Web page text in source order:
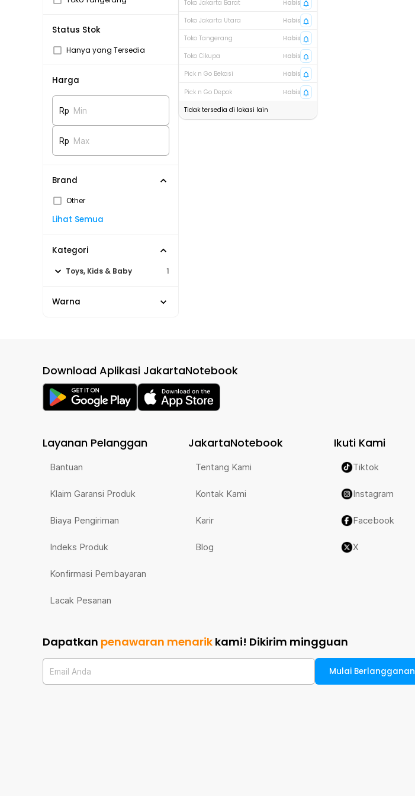
Status Stok
Hanya yang Tersedia
Harga
Rp Min
Rp Max
Brand
Other
Lihat Semua
Kategori
Toys, Kids & Baby 1
Warna
Toko Jakarta Barat
Habis
Toko Jakarta Utara
Habis
Toko Tangerang
Habis
Toko Cikupa
Habis
Pick n Go Bekasi
Habis
Pick n Go Depok
Habis
Tidak tersedia di lokasi lain
Download Aplikasi JakartaNotebook
Layanan Pelanggan
Bantuan
Klaim Garansi Produk
Biaya Pengiriman
Indeks Produk
Konfirmasi Pembayaran
Lacak Pesanan
JakartaNotebook
Tentang Kami
Kontak Kami
Karir
Blog
Ikuti Kami
Tiktok
Instagram
Facebook
X
Dapatkan penawaran menarik kami! Dikirim mingguan
Email Anda Mulai Berlangganan